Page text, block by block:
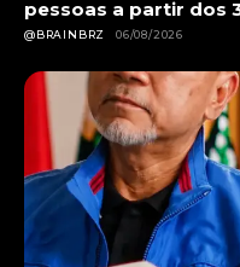
pessoas a partir dos
@BRAINBRZ 06/08/2026